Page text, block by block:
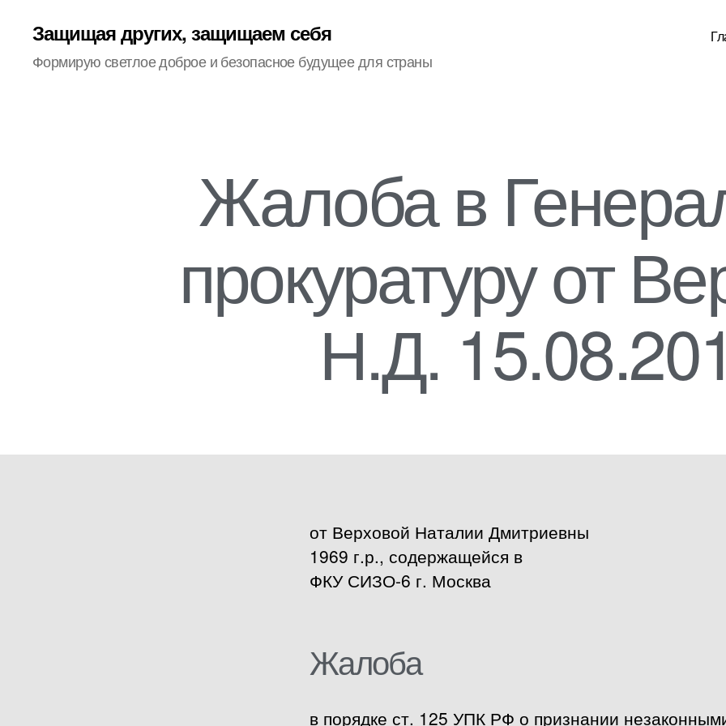
Защищая других, защищаем себя
Формирую светлое доброе и безопасное будущее для страны
Жалоба в
прокуратуру от
Н.Д.
от Верховой Наталии Дмитриевны
1969 г.р., содержащейся в
ФКУ СИЗО-6 г. Москва
Жалоба
в порядке ст. 125 УПК РФ о признании